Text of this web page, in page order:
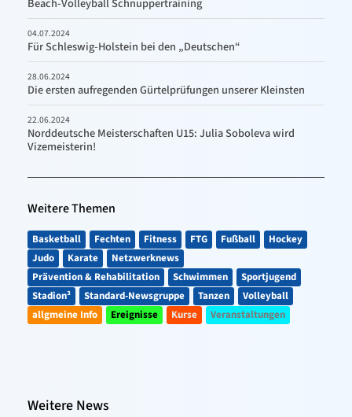
Beach-Volleyball Schnuppertraining
04.07.2024
Für Schleswig-Holstein bei den „Deutschen“
28.06.2024
Die ersten aufregenden Gürtelprüfungen unserer Kleinsten
22.06.2024
Norddeutsche Meisterschaften U15: Julia Soboleva wird
Vizemeisterin!
Weitere Themen
Basketball Fechten Fitness FTG Fußball
Hockey
Judo
Karate
Netzwerknews
Prävention & Rehabilitation
Schwimmen
Sportjugend
Stadion³
Standard-Newsgruppe Tanzen
Volleyball
allgmeine Info
Ereignisse Kurse Veranstaltungen
Weitere News